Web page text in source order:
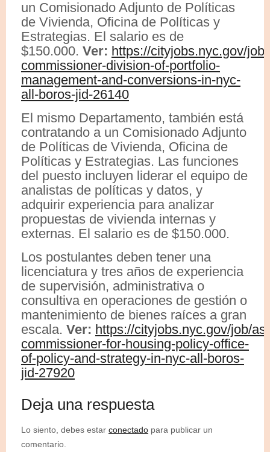
un Comisionado Adjunto de Políticas
de Vivienda, Oficina de Políticas y
Estrategias. El salario es de
$150.000. Ver: https://cityjobs.nyc.gov/
commissioner-division-of-portfolio-
management-and-conversions-in-nyc-
all-boros-jid-26140
El mismo Departamento, también está
contratando a un Comisionado Adjunto
de Políticas de Vivienda, Oficina de
Políticas y Estrategias. Las funciones
del puesto incluyen liderar el equipo de
analistas de políticas y datos, y
adquirir experiencia para analizar
propuestas de vivienda internas y
externas. El salario es de $150.000.
Los postulantes deben tener una
licenciatura y tres años de experiencia
de supervisión, administrativa o
consultiva en operaciones de gestión o
mantenimiento de bienes raíces a gran
escala. Ver: https://cityjobs.nyc.gov/job/
commissioner-for-housing-policy-office-
of-policy-and-strategy-in-nyc-all-boros-
jid-27920
Deja una respuesta
Lo siento, debes estar conectado para publicar un
comentario.